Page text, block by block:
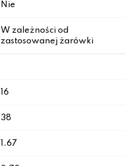
Nie
W zależności od
zastosowanej żarówki
16
38
1.67